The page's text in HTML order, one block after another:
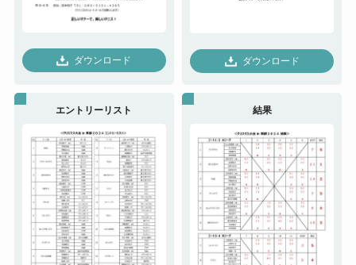
ダウンロード ダウンロード
エントリーリスト 結果